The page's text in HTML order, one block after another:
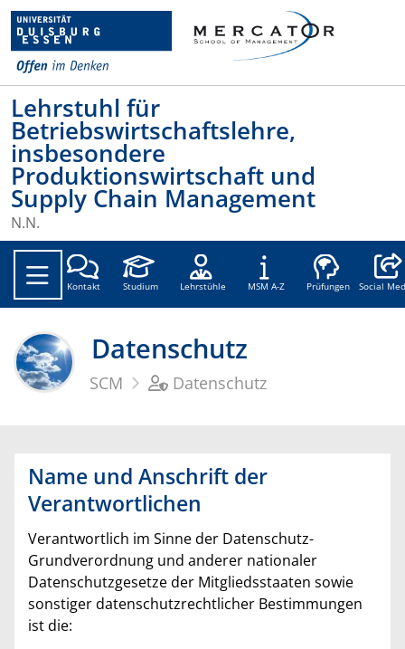
Lehrstuhl für
Betriebswirtschaftslehre,
insbesondere
Produktionswirtschaft und
Supply Chain Management
N.N.
Kontakt Studium Lehrstühle MSM A-Z Prüfungen Social
Datenschutz
SCM Datenschutz
Name und Anschrift der
Verantwortlichen
Verantwortlich im Sinne der Datenschutz-
Grundverordnung und anderer nationaler
Datenschutzgesetze der Mitgliedsstaaten sowie
sonstiger datenschutzrechtlicher Bestimmungen
ist die: